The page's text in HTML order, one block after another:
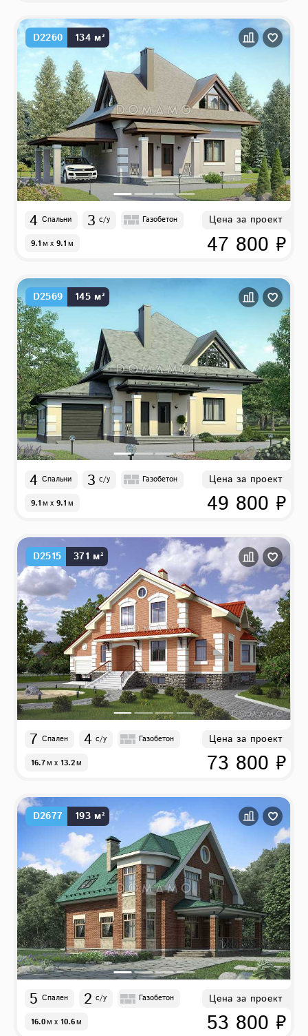
D2260 134 м²
4 Спальни 3 с/у Газобетон
9.1м x 9.1м
Цена за проект
47 800 ₽
D2569 145 м²
4 Спальни 3 с/у Газобетон
9.1м x 9.1м
Цена за проект
49 800 ₽
D2515 371 м²
7 Спален 4 с/у Газобетон
16.7м x 13.2м
Цена за проект
73 800 ₽
D2677 193 м²
5 Спален 2 с/у Газобетон
16.0м x 10.6м
Цена за проект
53 800 ₽